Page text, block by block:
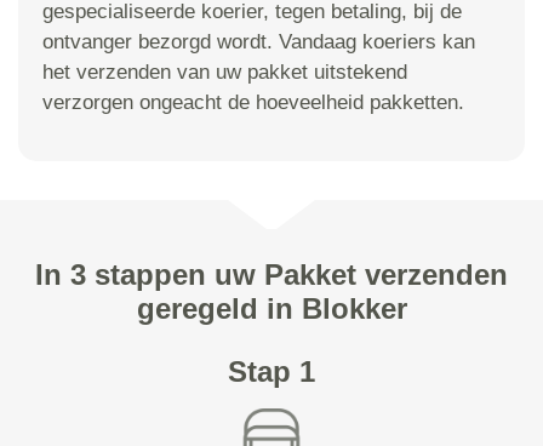
gespecialiseerde koerier, tegen betaling, bij de
ontvanger bezorgd wordt. Vandaag koeriers kan
het verzenden van uw pakket uitstekend
verzorgen ongeacht de hoeveelheid pakketten.
In 3 stappen uw Pakket verzenden
geregeld in Blokker
Stap 1